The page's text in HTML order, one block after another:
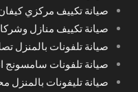
صيانة تكييف مركزي كيفان
صيانة تكييف منازل
صيانة تلفونات بالمنزل
صيانة تلفونات سامسونج
صيانة تليفونات